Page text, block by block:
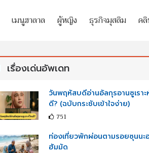
เมนูฮาลาล ผู้หญิง ธุรกิจมุสลิม ค
เรื่องเด่นอัพเดท
วันพฤหัสบดีอ่านอัลกุรอานซูเราะ
ดี? (ฉบับกระชับเข้าใจง่าย)
751
ท่องเที่ยวพักผ่อนตามรอยซุนนะ
ฮัมมัด